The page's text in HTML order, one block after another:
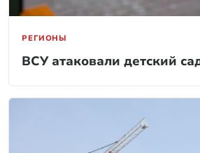
РЕГИОНЫ
ВСУ атаковали детский